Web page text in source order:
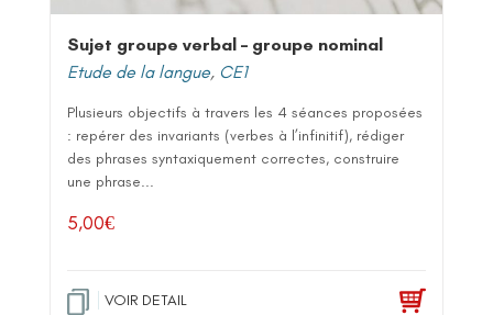
Sujet groupe verbal – groupe nominal
Etude de la langue, CE1
Plusieurs objectifs à travers les 4 séances proposées
: repérer des invariants (verbes à l’infinitif), rédiger
des phrases syntaxiquement correctes, construire
une phrase...
5,00€
VOIR DETAIL